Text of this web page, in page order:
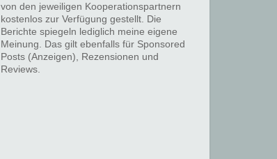
von den jeweiligen Kooperationspartnern
kostenlos zur Verfügung gestellt. Die
Berichte spiegeln lediglich meine eigene
Meinung. Das gilt ebenfalls für Sponsored
Posts (Anzeigen), Rezensionen und
Reviews.